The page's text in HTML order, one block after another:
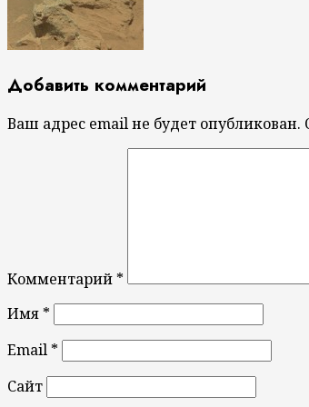
Добавить комментарий
Ваш адрес email не будет опубликован.
Комментарий *
Имя *
Email *
Сайт